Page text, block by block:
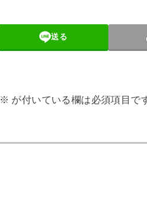
送る
※ が付いている欄は必須項目で